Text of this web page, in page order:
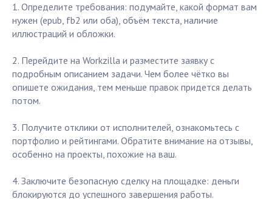
1. Определите требования: подумайте, какой формат вам
нужен (epub, fb2 или оба), объём текста, наличие
иллюстраций и обложки.
2. Перейдите на Workzilla и разместите заявку с
подробным описанием задачи. Чем более чётко вы
опишете ожидания, тем меньше правок придется делать
потом.
3. Получите отклики от исполнителей, ознакомьтесь с
портфолио и рейтингами. Обратите внимание на отзывы,
особенно на проекты, похожие на ваш.
4. Заключите безопасную сделку на площадке: деньги
блокируются до успешного завершения работы.